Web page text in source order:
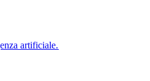
artificiale.​​